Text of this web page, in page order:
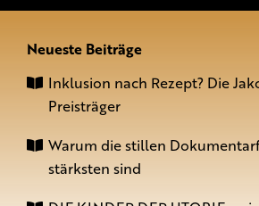
Neueste Beiträge
Inklusion nach Rezept? Die
Preisträger
Warum die stillen
stärksten sind